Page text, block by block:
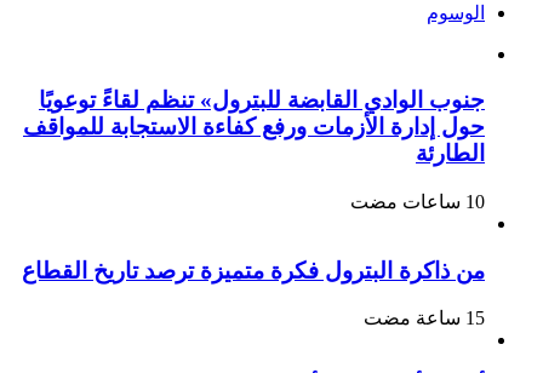
الوسوم
جنوب الوادي القابضة للبترول» تنظم لقاءً توعويًا
حول إدارة الأزمات ورفع كفاءة الاستجابة للمواقف
الطارئة
من ذاكرة البترول فكرة متميزة ترصد تاريخ القطاع